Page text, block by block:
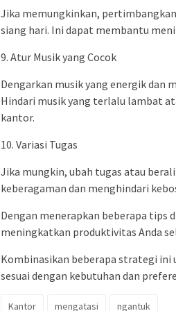
Jika memungkinkan,
siang hari. Ini dapat membantu
9. Atur Musik yang Cocok
Dengarkan musik yang energik
Hindari musik yang terlalu lambat
kantor.
10. Variasi Tugas
Jika mungkin, ubah tugas atau
keberagaman dan menghindari
Dengan menerapkan beberapa tips
meningkatkan produktivitas Anda
Kombinasikan beberapa strategi
sesuai dengan kebutuhan dan
Kantor mengatasi ngantuk